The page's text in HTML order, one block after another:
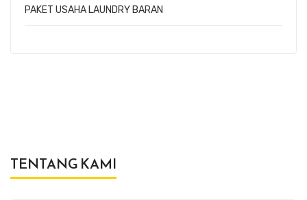
PAKET USAHA LAUNDRY BARAN
TENTANG KAMI